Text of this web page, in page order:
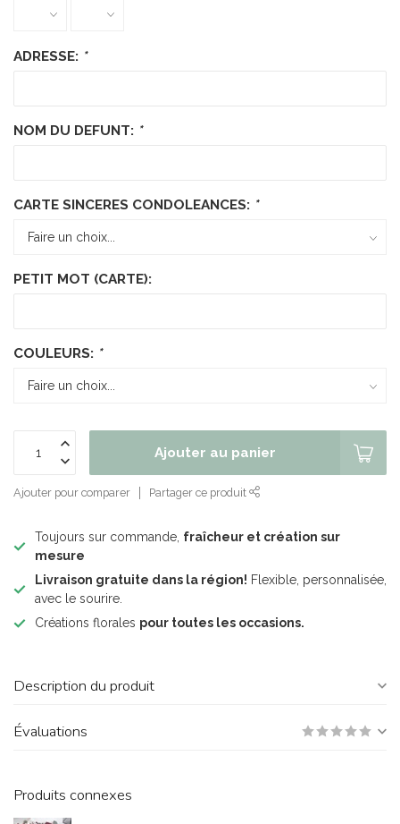
ADRESSE: *
NOM DU DEFUNT: *
CARTE SINCERES CONDOLEANCES: *
PETIT MOT (CARTE):
COULEURS: *
Ajouter au panier
Ajouter pour comparer Partager ce produit
Toujours sur commande, fraîcheur et création sur
mesure
Livraison gratuite dans la région! Flexible, personnalisée,
avec le sourire.
Créations florales pour toutes les occasions.
Description du produit
Évaluations
Produits connexes